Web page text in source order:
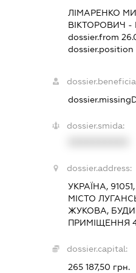
ЛІМАРЕНКО
ВІКТОРОВИЧ -
dossier.from
dossier.position
dossier.smida:
dossier.address:
УКРАЇНА,
МІСТО
ЖУКОВА,
ПРИМІЩЕННЯ
dossier.capital:
265 187,50 грн.